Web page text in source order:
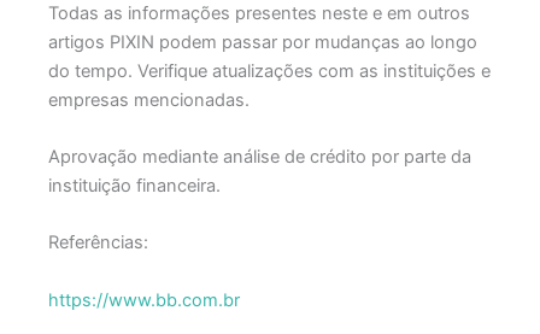
Todas as informações presentes neste e em outros
artigos PIXIN podem passar por mudanças ao longo
do tempo. Verifique atualizações com as instituições e
empresas mencionadas.
Aprovação mediante análise de crédito por parte da
instituição financeira.
Referências:
https://www.bb.com.br